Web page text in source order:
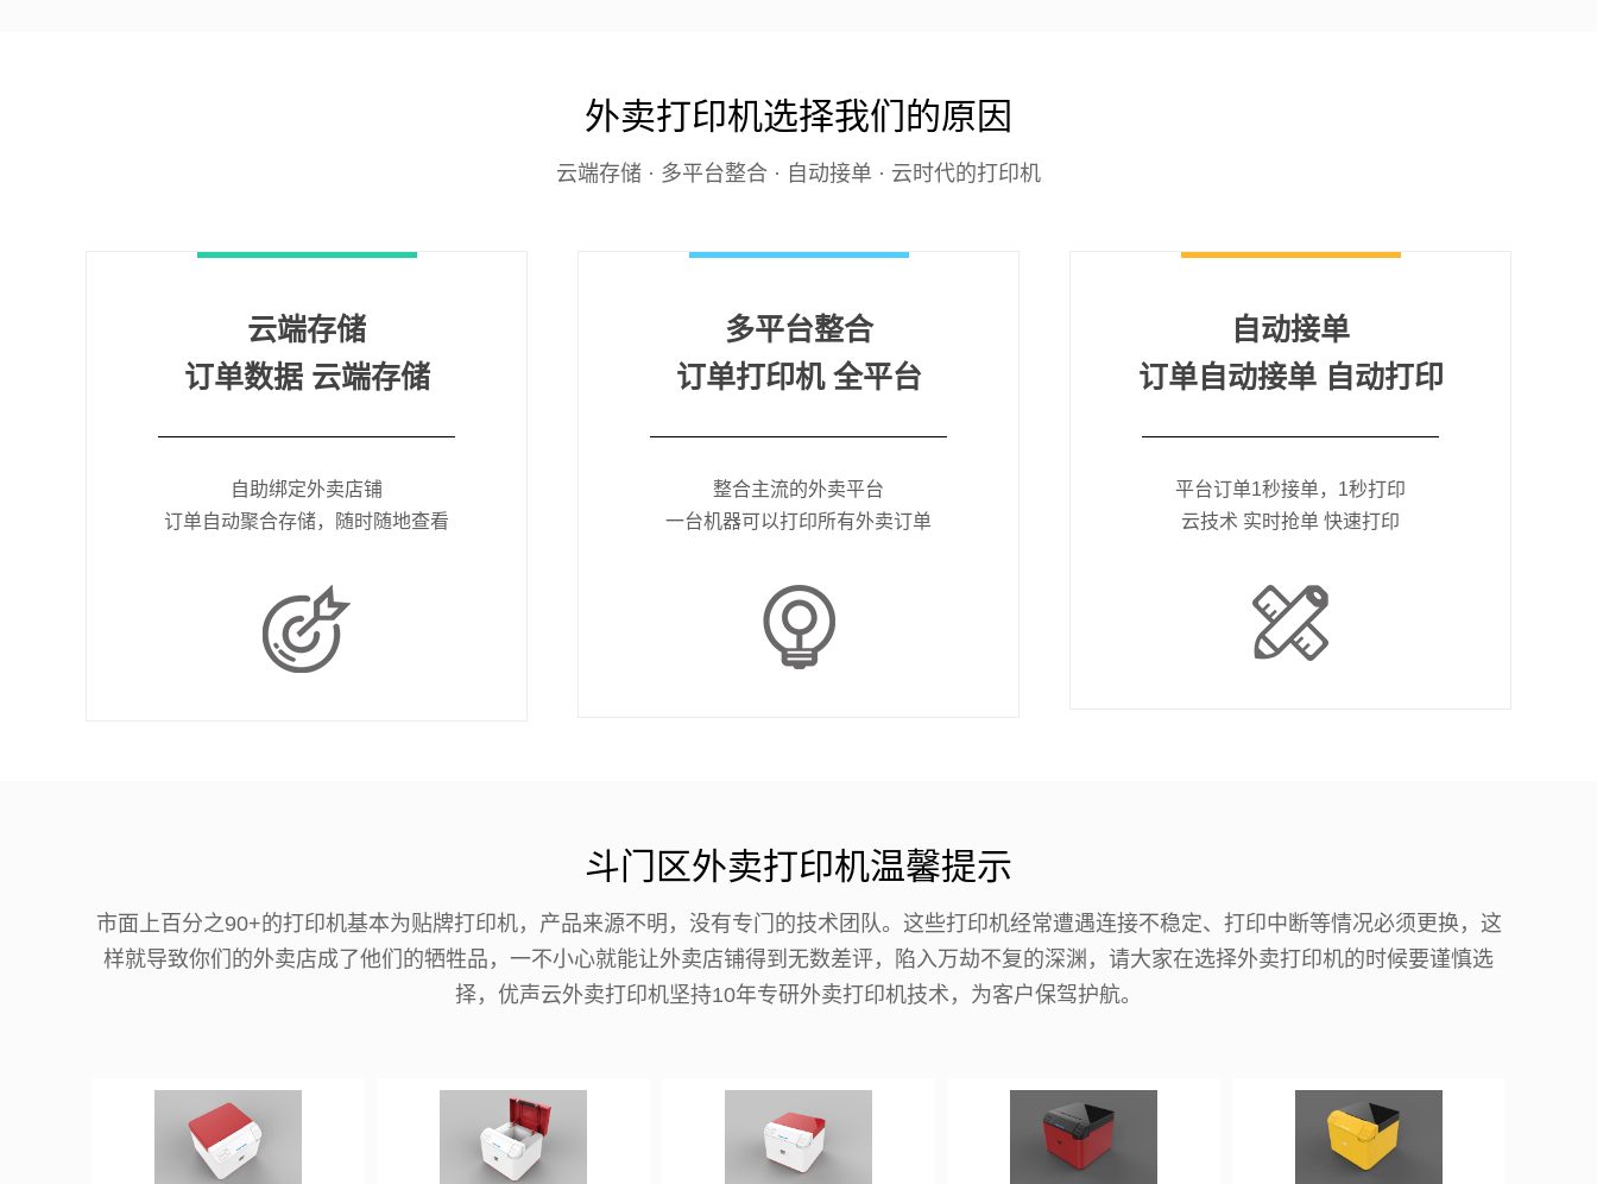
外卖打印机选择我们的原因
云端存储 · 多平台整合 · 自动接单 · 云时代的打印机
云端存储
订单数据 云端存储
自助绑定外卖店铺
订单自动聚合存储，随时随地查看
多平台整合
订单打印机 全平台
整合主流的外卖平台
一台机器可以打印所有外卖订单
自动接单
订单自动接单 自动打印
平台订单1秒接单，1秒打印
云技术 实时抢单 快速打印
斗门区外卖打印机温馨提示
市面上百分之90+的打印机基本为贴牌打印机，产品来源不明，没有专门的技术团队。这些打印机经常遭遇连接不稳定、打印中断等情况必须更换，这
样就导致你们的外卖店成了他们的牺牲品，一不小心就能让外卖店铺得到无数差评，陷入万劫不复的深渊，请大家在选择外卖打印机的时候要谨慎选
择，优声云外卖打印机坚持10年专研外卖打印机技术，为客户保驾护航。